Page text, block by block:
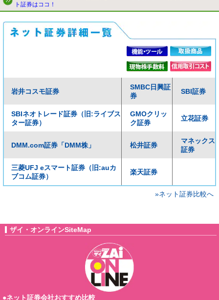
ト証券はココ！
岩井コスモ証券
SMBC日興証
券
SBI証券
SBIネオトレード証券（旧:ライブス
ター証券）
GMOクリッ
ク証券
立花証券
DMM.com証券「DMM株」 松井証券
マネックス
証券
三菱UFJ eスマート証券（旧:auカ
ブコム証券）
楽天証券
»ネット証券比較へ
ザイ・オンラインSiteMap
●ネット証券会社おすすめ比較